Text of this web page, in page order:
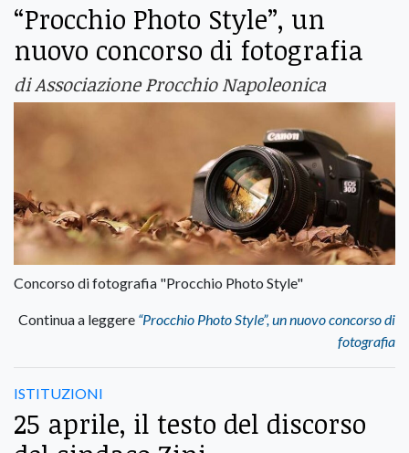
“Procchio Photo Style”, un
nuovo concorso di fotografia
di Associazione Procchio Napoleonica
Concorso di fotografia "Procchio Photo Style"
Continua a leggere “Procchio Photo Style”, un nuovo concorso di
fotografia
ISTITUZIONI
25 aprile, il testo del discorso